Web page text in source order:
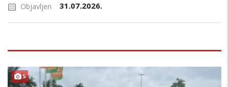
Objavljen 31.07.2026.
5